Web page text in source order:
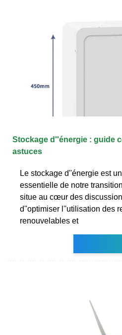
Stockage d''énergie : guide
astuces
Le stockage d''énergie est
essentielle de notre
situe au cœur des
d''optimiser l''utilisation des
renouvelables et